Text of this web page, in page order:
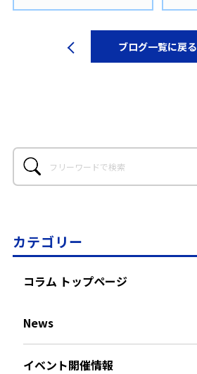
ブログ一覧に戻る
カテゴリー
コラム トップページ
News
イベント開催情報